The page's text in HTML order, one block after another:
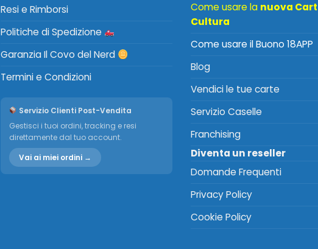
Resi e Rimborsi
Politiche di Spedizione
Garanzia Il Covo del Nerd
Termini e Condizioni
Servizio Clienti Post-Vendita
Gestisci i tuoi ordini, tracking e resi
direttamente dal tuo account.
Vai ai miei ordini →
Come usare la nuova
Cultura
Come usare il Buono 18APP
Blog
Vendici le tue carte
Servizio Caselle
Franchising
Diventa un reseller
Domande Frequenti
Privacy Policy
Cookie Policy